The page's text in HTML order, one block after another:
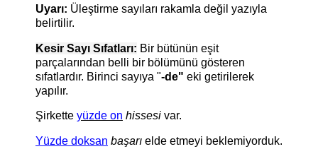
Uyarı: Üleştirme sayıları rakamla değil yazıyla
belirtilir.
Kesir Sayı Sıfatları: Bir bütünün eşit
parçalarından belli bir bölümünü gösteren
sıfatlardır. Birinci sayıya "-de" eki getirilerek
yapılır.
Şirkette yüzde on hissesi var.
Yüzde doksan başarı elde etmeyi beklemiyorduk.